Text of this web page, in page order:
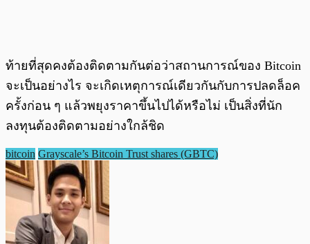
ท้ายที่สุดคงต้องติดตามกันต่อว่าสถานการณ์ของ Bitcoin
จะเป็นอย่างไร จะเกิดเหตุการณ์เดียวกันกับการปลดล็อค
ครั้งก่อน ๆ แล้วพยุงราคาขึ้นไปได้หรือไม่ เป็นสิ่งที่นัก
ลงทุนต้องติดตามอย่างใกล้ชิด
bitcoin Grayscale’s Bitcoin Trust shares (GBTC)